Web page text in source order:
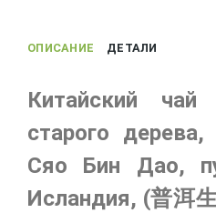
Дао,
ОПИСАНИЕ ДЕТАЛИ
Китайский
старого
Сяо Бин Дао,
Исландия, (普洱